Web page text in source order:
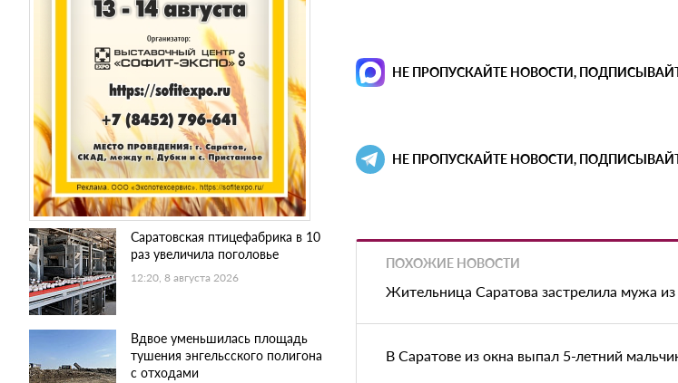
Саратовская птицефабрика в 10
раз увеличила поголовье
12:20, 8 августа 2026
Вдвое уменьшилась площадь
тушения энгельсского полигона
с отходами
НЕ ПРОПУСКАЙТЕ НОВОСТИ,
НЕ ПРОПУСКАЙТЕ НОВОСТИ,
ПОХОЖИЕ НОВОСТИ
Жительница Саратова застрелила мужа
В Саратове из окна выпал 5-летний